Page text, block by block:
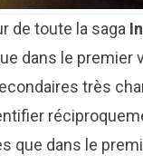
de toute la saga
dans le
très
que dans le